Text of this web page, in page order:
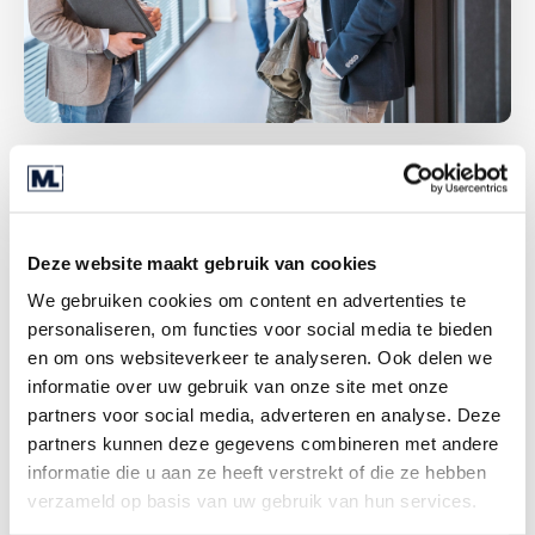
Deze website maakt gebruik van cookies
We gebruiken cookies om content en advertenties te
personaliseren, om functies voor social media te bieden
en om ons websiteverkeer te analyseren. Ook delen we
informatie over uw gebruik van onze site met onze
partners voor social media, adverteren en analyse. Deze
partners kunnen deze gegevens combineren met andere
informatie die u aan ze heeft verstrekt of die ze hebben
verzameld op basis van uw gebruik van hun services.
Sind Sie bereit für den nächsten Schritt?
Die meisten Unternehmer und Unternehmerinnen
arbeiten hart, sie können die Verantwortung für
die Firma und die Angestellten nicht ablegen. Das
kostet Kraft, daher ist es verständlich, dass sie
vielleicht etwas kürzertreten möchten. Je früher
Sie Ihren Rückzug planen, desto besser ist es.
Eine Unternehmertugend ist das Vorausdenken.